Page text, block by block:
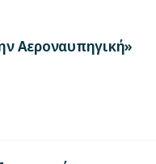
Αεροναυπηγική»